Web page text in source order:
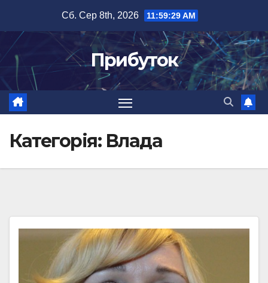
вмісту
Сб. Сер 8th, 2026 11:59:31 AM
Прибуток
Категорія: Влада